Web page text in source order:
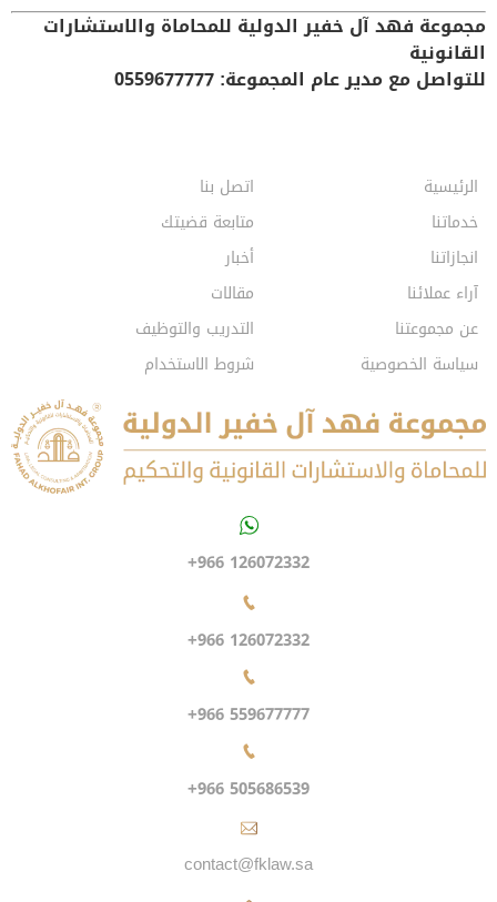
مجموعة فهد آل خفير الدولية للمحاماة والاستشارات
القانونية
للتواصل مع مدير عام المجموعة: 0559677777
الرئيسية
خدماتنا
انجازاتنا
آراء عملائنا
عن مجموعتنا
سياسة الخصوصية
اتصل بنا
متابعة قضيتك
أخبار
مقالات
التدريب والتوظيف
شروط الاستخدام
+966 126072332
+966 126072332
+966 559677777
+966 505686539
contact@fklaw.sa